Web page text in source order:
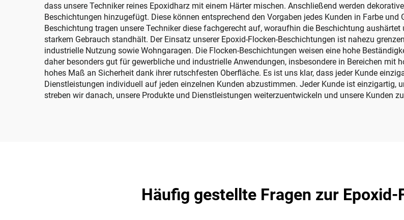
dass unsere Techniker reines Epoxidharz mit einem Härter mischen. Anschließend werden
Beschichtungen hinzugefügt. Diese können entsprechend den Vorgaben jedes Kunden in Farbe
Beschichtung tragen unsere Techniker diese fachgerecht auf, woraufhin die Beschichtung
starkem Gebrauch standhält. Der Einsatz unserer Epoxid-Flocken-Beschichtungen ist nahezu
industrielle Nutzung sowie Wohngaragen. Die Flocken-Beschichtungen weisen eine hohe
daher besonders gut für gewerbliche und industrielle Anwendungen, insbesondere in Bereichen mit
hohes Maß an Sicherheit dank ihrer rutschfesten Oberfläche. Es ist uns klar, dass jeder Kunde
Dienstleistungen individuell auf jeden einzelnen Kunden abzustimmen. Jeder Kunde ist
streben wir danach, unsere Produkte und Dienstleistungen weiterzuentwickeln und unsere Kunden
Häufig gestellte Fragen zur